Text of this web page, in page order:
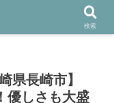
県長崎市】
優しさも大盛
検索